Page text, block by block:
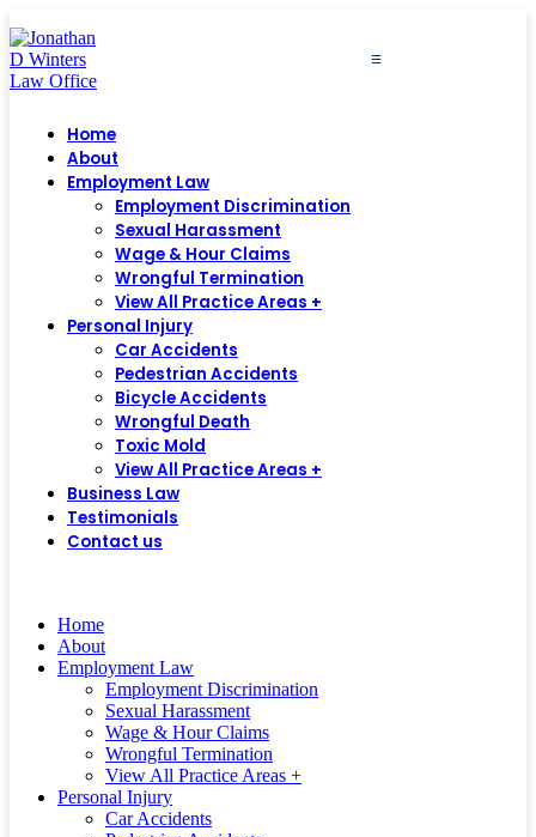
≡
Home
About
Employment Law
Employment Discrimination
Sexual Harassment
Wage & Hour Claims
Wrongful Termination
View All Practice Areas +
Personal Injury
Car Accidents
Pedestrian Accidents
Bicycle Accidents
Wrongful Death
Toxic Mold
View All Practice Areas +
Business Law
Testimonials
Contact us
Home
About
Employment Law
Employment Discrimination
Sexual Harassment
Wage & Hour Claims
Wrongful Termination
View All Practice Areas +
Personal Injury
Car Accidents